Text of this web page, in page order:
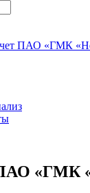
ПАО «ГМК
«ГМК